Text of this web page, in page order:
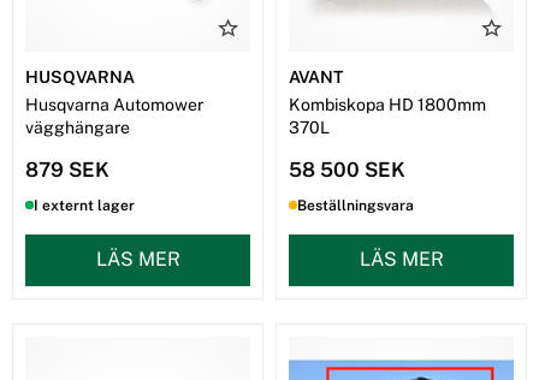
HUSQVARNA
Husqvarna Automower
vägghängare
879 SEK
I externt lager
LÄS MER
AVANT
Kombiskopa HD 1800mm
370L
58 500 SEK
Beställningsvara
LÄS MER